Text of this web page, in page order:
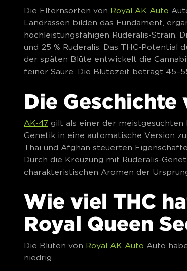
Die Elternsorten von Royal AK Auto
Landrassen bilden das Fundament,
hochleistungsfähigen Ruderalis-Strain.
und 25 % Ruderalis. Das THC-Potential
der späten Blüte entwickelt die
feiner Säure. Die Blütezeit beträgt
Die Geschichte
AK-47 gilt als einer der meistgesuchten
Genetik in eine automatische Version
Thai und Afghan steuerten
Durch die Kreuzung mit Ruderalis-
charakteristischen Aromen der
Wie viel THC
Royal Queen
Die Blüten von Royal AK Auto Auto
niedrig.